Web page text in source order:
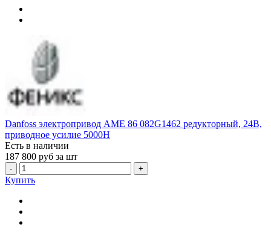
Danfoss электропривод AME 86 082G1462 редукторный, 24В,
приводное усилие 5000Н
Есть в наличии
187 800 руб за шт
- +
Купить